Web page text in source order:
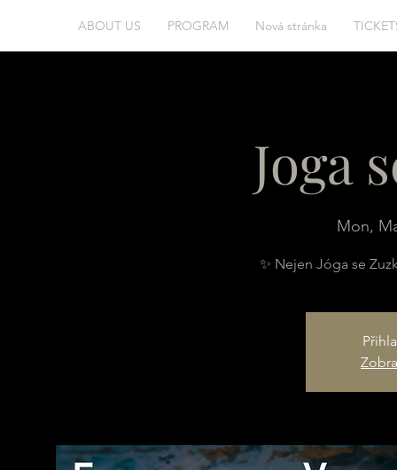
ABOUT US PROGRAM Nová stránka
Joga
Mon,
✨ Nejen Jóga se